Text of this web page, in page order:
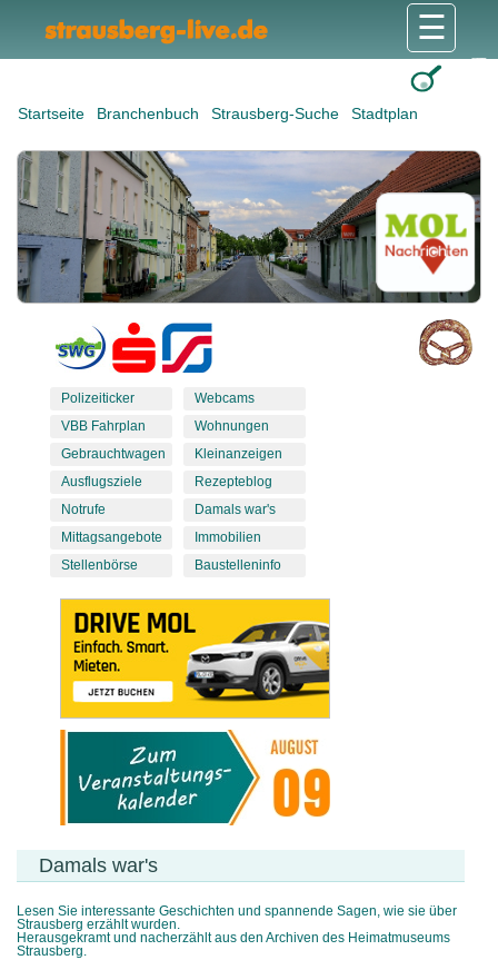
Startseite Branchenbuch Strausberg-Suche Stadtplan
☰
Polizeiticker
VBB Fahrplan
Gebrauchtwagen
Ausflugsziele
Notrufe
Mittagsangebote
Stellenbörse
Webcams
Wohnungen
Kleinanzeigen
Rezepteblog
Damals war's
Immobilien
Baustelleninfo
Damals war's
Lesen Sie interessante Geschichten und spannende Sagen, wie sie über
Strausberg erzählt wurden.
Herausgekramt und nacherzählt aus den Archiven des Heimatmuseums
Strausberg.